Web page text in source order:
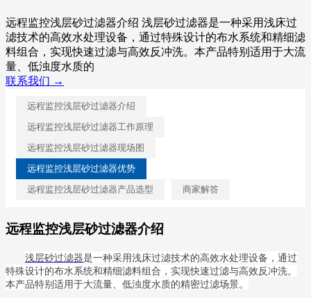
远程监控浅层砂过滤器介绍 浅层砂过滤器是一种采用浅床过
滤技术的高效水处理设备，通过特殊设计的布水系统和精细滤
料组合，实现快速过滤与高效反冲洗。本产品特别适用于大流
量、低浊度水质的
联系我们 →
远程监控浅层砂过滤器介绍
远程监控浅层砂过滤器工作原理
远程监控浅层砂过滤器现场图
远程监控浅层砂过滤器优势
远程监控浅层砂过滤器产品选型
商家解答
远程监控浅层砂过滤器介绍
浅层砂过滤器是一种采用浅床过滤技术的高效水处理设备，通过
特殊设计的布水系统和精细滤料组合，实现快速过滤与高效反冲洗。
本产品特别适用于大流量、低浊度水质的精密过滤场景。